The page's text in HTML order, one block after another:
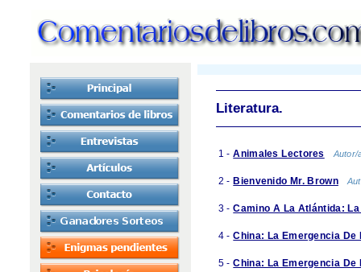
Literatura.
1 -Animales Lectores
2 - Bienvenido Mr. Brown
3 -Camino A La Atlántida:
4 -China: La Emergencia De
5 -China: La Emergencia De